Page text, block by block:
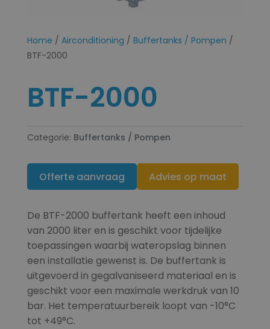
Home / Airconditioning / Buffertanks / Pompen /
BTF-2000
BTF-2000
Categorie: Buffertanks / Pompen
Offerte aanvraag Advies op maat
De BTF-2000 buffertank heeft een inhoud
van 2000 liter en is geschikt voor tijdelijke
toepassingen waarbij wateropslag binnen
een installatie gewenst is. De buffertank is
uitgevoerd in gegalvaniseerd materiaal en is
geschikt voor een maximale werkdruk van 10
bar. Het temperatuurbereik loopt van -10°C
tot +49°C.